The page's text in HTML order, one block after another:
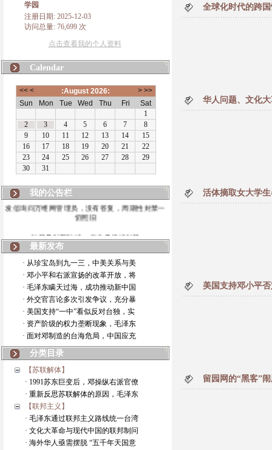
学园
注册日期: 2025-12-03
访问总量: 76,699 次
点击查看我的个人资料
Calendar
我的公告栏
发信询问万维网管理员，没有答复，周期性封禁一
切照旧
封禁是时断时续，但也是持续封禁
第三次封禁的情况
此前两次封禁的情况
本博客暂停更新
最新发布
· 从珍宝岛到九一三，中美关系与美
· 邓小平和右派宣扬的改革开放，将
· 毛泽东瞒天过海，成功推动新中国
· 外交官言论多次引发争议，充分暴
· 美国支持“一中”看似反对台独，实
· 资产阶级的权力垄断现象，毛泽东
· 面对邓制造的台海危局，中国应充
分类目录
【苏联解体】
· 1991苏东巨变后，邓操纵右派官僚
· 重新反思苏联解体的原因，毛泽东
【联邦主义】
· 毛泽东通过联邦主义路线统一台湾
· 文化大革命与现代中国的联邦制问
· 海外华人亟需摆脱 “五千年天国意
全球化时代的跨
华人问题、文化
活体摘取女大学
美国支持邓小平
留园网的“黑客”